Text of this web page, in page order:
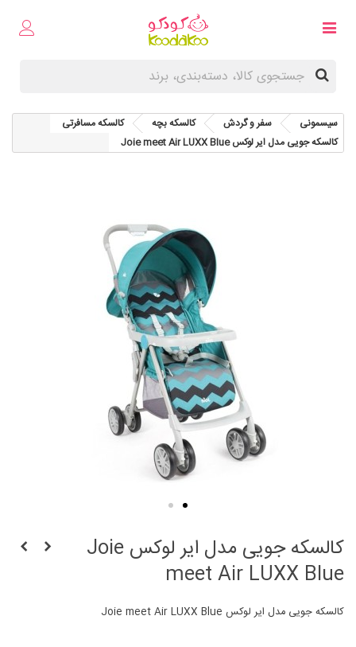
سیسمونی سفر و گردش کالسکه بچه
کالسکه مسافرتی
کالسکه جویی مدل ایر لوکس Joie meet Air LUXX Blue
کالسکه جویی مدل ایر لوکس Joie
meet Air LUXX Blue
کالسکه جویی مدل ایر لوکس Joie meet Air LUXX Blue